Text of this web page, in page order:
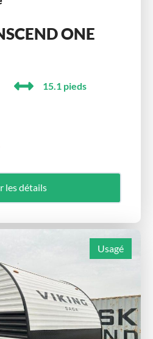
ONE
15.1 pieds
les détails
Usagé